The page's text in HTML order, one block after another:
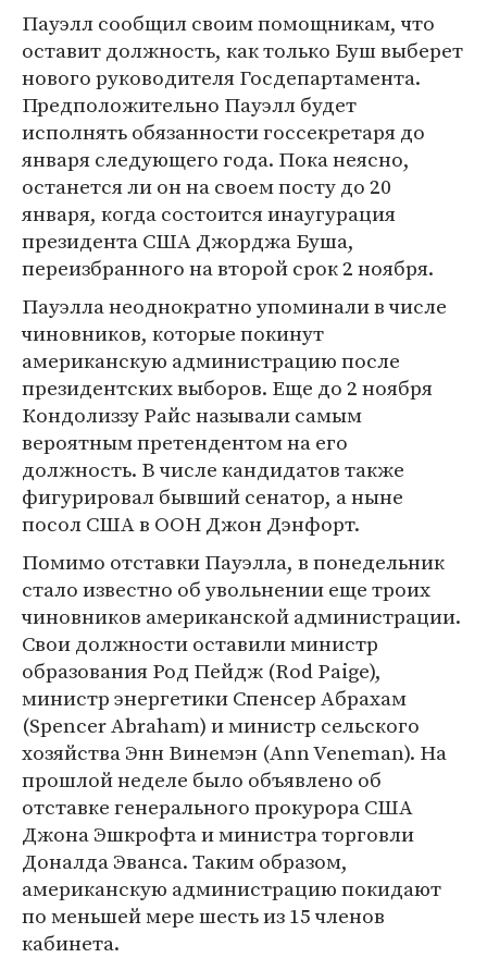
Пауэлл сообщил своим помощникам, что
оставит должность, как только Буш выберет
нового руководителя Госдепартамента.
Предположительно Пауэлл будет
исполнять обязанности госсекретаря до
января следующего года. Пока неясно,
останется ли он на своем посту до 20
января, когда состоится инаугурация
президента США Джорджа Буша,
переизбранного на второй срок 2 ноября.
Пауэлла неоднократно упоминали в числе
чиновников, которые покинут
американскую администрацию после
президентских выборов. Еще до 2 ноября
Кондолиззу Райс называли самым
вероятным претендентом на его
должность. В числе кандидатов также
фигурировал бывший сенатор, а ныне
посол США в ООН Джон Дэнфорт.
Помимо отставки Пауэлла, в понедельник
стало известно об увольнении еще троих
чиновников американской администрации.
Свои должности оставили министр
образования Род Пейдж (Rod Paige),
министр энергетики Спенсер Абрахам
(Spencer Abraham) и министр сельского
хозяйства Энн Винемэн (Ann Veneman). На
прошлой неделе было объявлено об
отставке генерального прокурора США
Джона Эшкрофта и министра торговли
Доналда Эванса. Таким образом,
американскую администрацию покидают
по меньшей мере шесть из 15 членов
кабинета.